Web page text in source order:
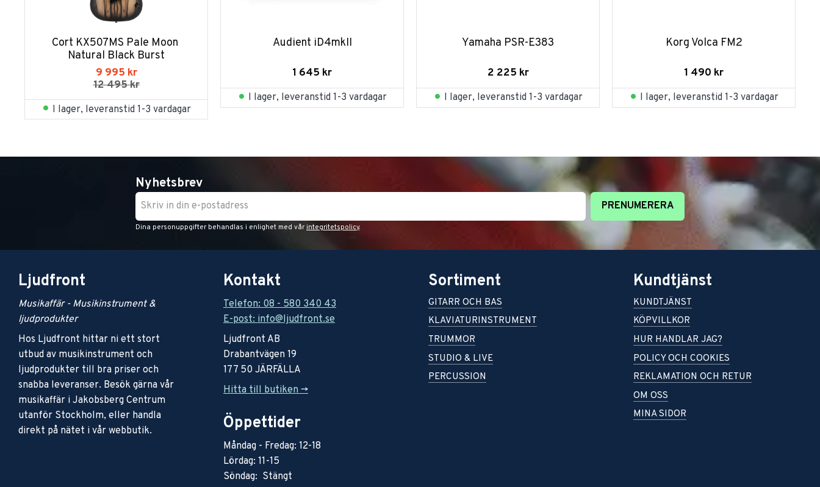
Cort KX507MS Pale Moon
Natural Black Burst
9 995 kr
12 495kr
I lager, leveranstid 1-3 vardagar
Audient iD4mkII
1 645 kr
I lager, leveranstid 1-3 vardagar
Yamaha PSR-E383
2 225 kr
I lager, leveranstid 1-3 vardagar
Korg Volca FM2
1 490 kr
I lager, leveranstid 1-3 vardagar
Nyhetsbrev
PRENUMERERA
Dina personuppgifter behandlas i enlighet med vår integritetspolicy.
Ljudfront
Musikaffär - Musikinstrument &
ljudprodukter
Hos Ljudfront hittar ni ett stort
utbud av musikinstrument och
ljudprodukter till bra priser och
snabba leveranser. Besök gärna vår
musikaffär i Jakobsberg Centrum
utanför Stockholm, eller handla
direkt på nätet i vår webbutik.
Kontakt
Telefon: 08 - 580 340 43
E-post: info@ljudfront.se
Ljudfront AB
Drabantvägen 19
177 50 JÄRFÄLLA
Hitta till butiken ->
Öppettider
Måndag - Fredag: 12-18
Lördag: 11-15
Söndag: Stängt
Sortiment
GITARR OCH BAS
KLAVIATURINSTRUMENT
TRUMMOR
STUDIO & LIVE
PERCUSSION
Kundtjänst
KUNDTJÄNST
KÖPVILLKOR
HUR HANDLAR JAG?
POLICY OCH COOKIES
REKLAMATION OCH RETUR
OM OSS
MINA SIDOR